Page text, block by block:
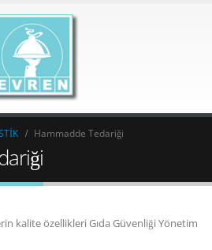
Hammadde Tedariği
kalite özellikleri Gıda Güvenliği Yönetim